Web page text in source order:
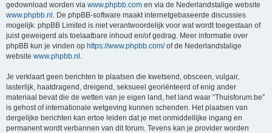
gedownload worden via www.phpbb.com en via de Nederlandstalige website
www.phpbb.nl . De phpBB-software maakt internetgebaseerde discussies
mogelijk. phpBB Limited is niet verantwoordelijk voor wat wordt toegestaan of
juist geweigerd als toelaatbare inhoud en/of gedrag. Meer informatie over
phpBB kun je vinden op https://www.phpbb.com/of de Nederlandstalige
website www.phpbb.nl .
Je verklaart geen berichten te plaatsen die kwetsend, obsceen, vulgair,
lasterlijk, haatdragend, dreigend, seksueel georiënteerd of enig ander
materiaal bevat die de wetten van je eigen land, het land waar “Thuisforum.be”
is gehost of internationale wetgeving kunnen schenden. Het plaatsen van
dergelijke berichten kan ertoe leiden dat je met onmiddellijke ingang en
permanent wordt verbannen van dit forum. Tevens kan je provider worden